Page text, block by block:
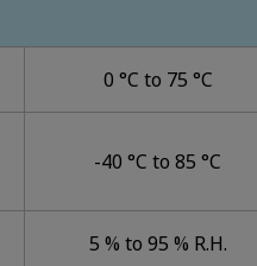
0 °C to 75 °C
-40 °C to 85 °C
5 % to 95 % R.H.